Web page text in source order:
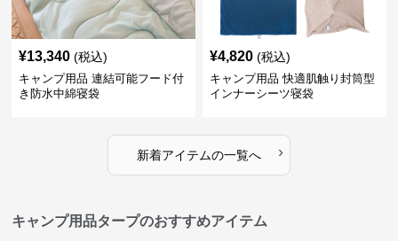
¥13,340 (税込)
キャンプ用品 連結可能フード付
き防水中綿寝袋
¥4,820 (税込)
キャンプ用品 快適肌触り封筒型
インナーシーツ寝袋
新着アイテムの一覧へ ›
キャンプ用品タープのおすすめアイテム